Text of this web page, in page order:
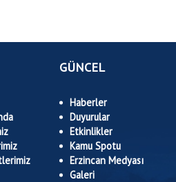
GÜNCEL
Haberler
Duyurular
Etkinlikler
Kamu Spotu
Erzincan Medyası
Galeri